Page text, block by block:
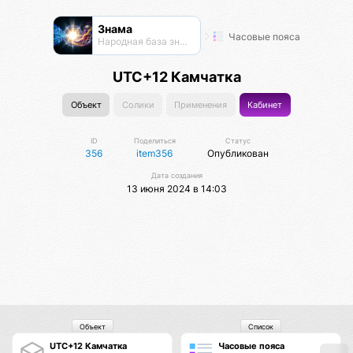
Знама
Народная база знаний Часовые пояса
UTC+12 Камчатка
Объект Солики Применения Кабинет
ID
356
Поделиться
item356
Статус
Опубликован
Дата создания
13 июня 2024 в 14:03
UTC+12 Камчатка
Объект
Часовые пояса
Список